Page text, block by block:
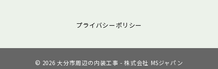
プライバシーポリシー
© 2026大分市周辺の内装工事 - 株式会社 MSジャパン